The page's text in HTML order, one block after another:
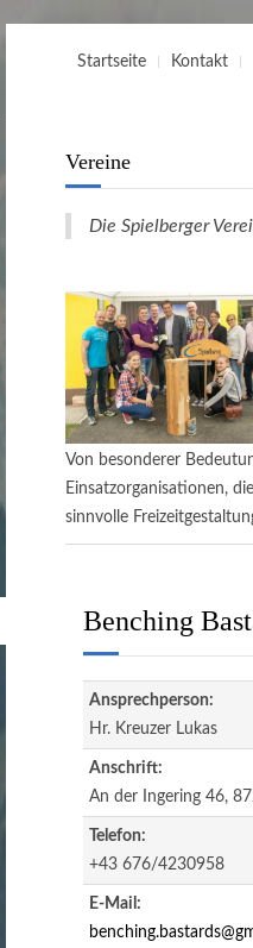
Startseite Kontakt
Vereine
Die Spielberger
Von besonderer
Einsatzorganisationen,
sinnvolle
Benching
Ansprechperson:
Hr. Kreuzer Lukas
Anschrift:
An der Ingering 46,
Telefon:
+43 676/4230958
E-Mail: